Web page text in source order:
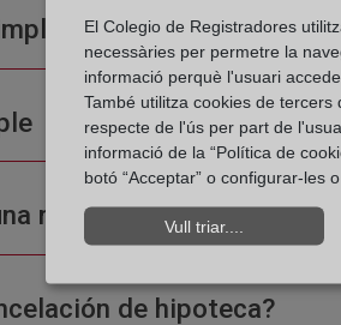
en un Registro de la
nota simple o una
de hipoteca?
El Colegio de Registradores
necessàries per permetre la
informació perquè l'usuari
També utilitza cookies de
respecte de l'ús per part de
informació de la “Política de
botó “Acceptar” o configurar-les
Vull triar....